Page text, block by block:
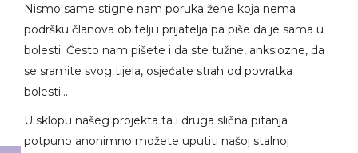
Nismo same stigne nam poruka žene koja nema
podršku članova obitelji i prijatelja pa piše da je sama u
bolesti. Često nam pišete i da ste tužne, anksiozne, da
se sramite svog tijela, osjećate strah od povratka
bolesti…
U sklopu našeg projekta ta i druga slična pitanja
potpuno anonimno možete uputiti našoj stalnoj